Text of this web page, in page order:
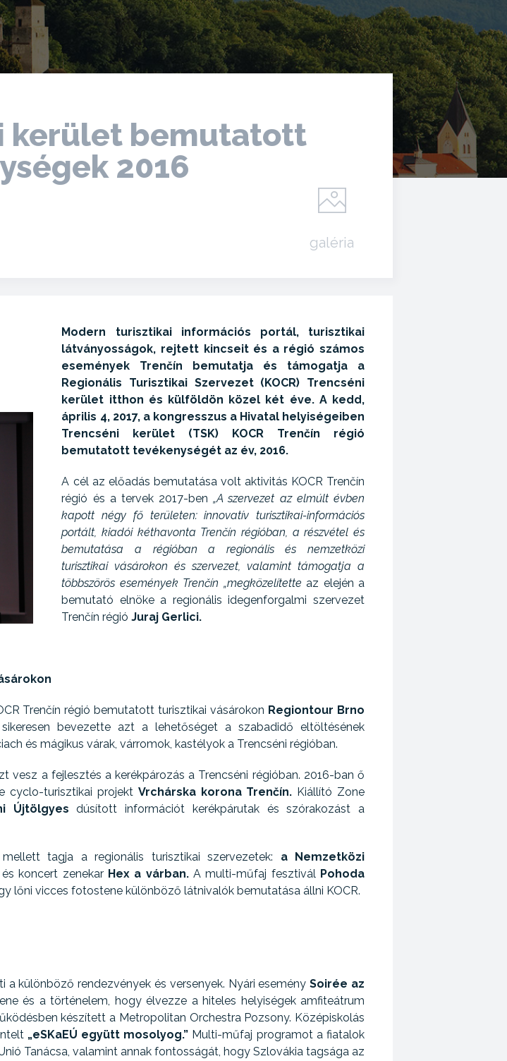
kerület bemutatott
2016
galéria
Modern turisztikai információs portál, turisztikai
látványosságok, rejtett kincseit és a régió számos
események Trenčín bemutatja és támogatja a
Regionális Turisztikai Szervezet (KOCR) Trencséni
kerület itthon és külföldön közel két éve. A kedd,
április 4, 2017, a kongresszus a Hivatal helyiségeiben
Trencséni kerület (TSK) KOCR Trenčín régió
bemutatott tevékenységét az év, 2016.
A cél az előadás bemutatása volt aktivitás KOCR Trenčín
régió és a tervek 2017-ben„A szervezet az elmúlt évben
kapott négy fő területen: innovatív turisztikai-információs
portált, kiadói kéthavonta Trenčín régióban, a részvétel és
bemutatása a régióban a regionális és nemzetközi
turisztikai vásárokon és szervezet, valamint támogatja a
többszörös események Trenčín „megközelítette az elején a
bemutató elnöke a regionális idegenforgalmi szervezet
Trenčín régióJuraj Gerlici.
Trenčín régió bemutatott turisztikai vásárokon Regiontour Brno
bevezette azt a lehetőséget a szabadidő eltöltésének
és mágikus várak, várromok, kastélyok a Trencséni régióban.
vesz a fejlesztés a kerékpározás a Trencséni régióban. 2016-ban ő
cyclo-turisztikai projekt Vrchárska korona Trenčín. Kiállító Zone
Újtölgyes dúsított információt kerékpárutak és szórakozást a
tagja a regionális turisztikai szervezetek: a Nemzetközi
és koncert zenekar Hex a várban.A multi-műfaj fesztivál Pohoda
lőni vicces fotostene különböző látnivalók bemutatása állni KOCR.
a különböző rendezvények és versenyek. Nyári eseménySoirée az
és a történelem, hogy élvezze a hiteles helyiségek amfiteátrum
készített a Metropolitan Orchestra Pozsony. Középiskolás
„eSKaEÚ együtt mosolyog.” Multi-műfaj programot a fiatalok
Tanácsa, valamint annak fontosságát, hogy Szlovákia tagsága az